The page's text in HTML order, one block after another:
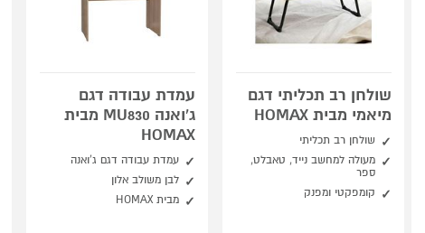
שולחן רב תכליתי דגם
מיאמי מבית HOMAX
שולחן רב תכליתי
מעולה למחשב נייד, טאבלט,
ספר
קומפקטי ומפנק
עמדת עבודה דגם
ג'ואנה MU830 מבית
HOMAX
עמדת עבודה דגם ג'ואנה
לבן משולב אלון
מבית HOMAX